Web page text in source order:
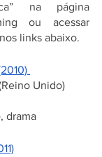
na página
ou acessar
links abaixo.
Unido)
drama